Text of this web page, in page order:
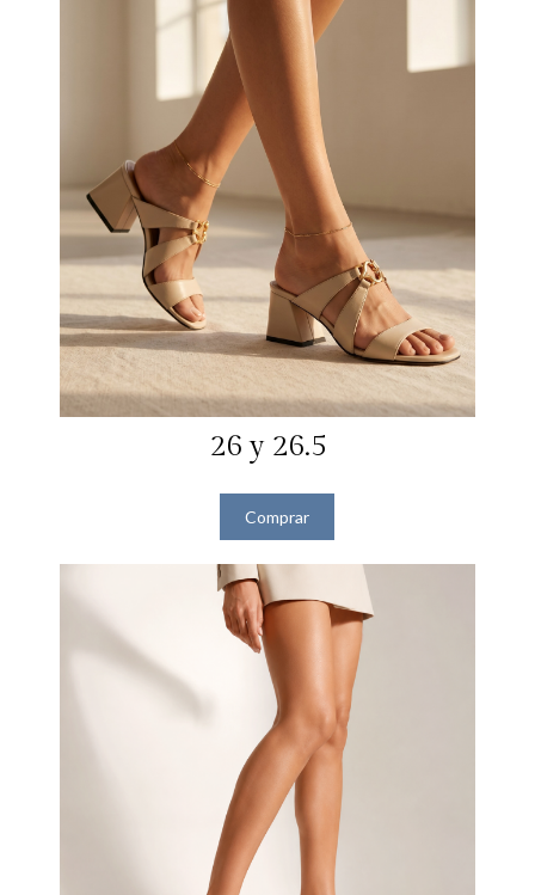
26 y 26.5
Comprar